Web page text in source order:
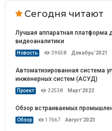
Сегодня читают
Лучшая аппаратная платформа
видеоаналитики
Новость 39658 Декабрь’2021
Автоматизированная система
инженерных систем (АСУД)
Проект 32538 Март’2022
Обзор встраиваемых
Обзор 17667 Август’2023